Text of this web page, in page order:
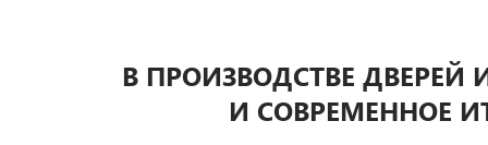
В ПРОИЗВОДСТВЕ
И СОВРЕМЕННОЕ